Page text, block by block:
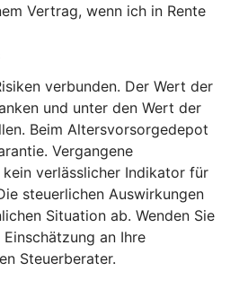
Vertrag, wenn ich in Rente
verbunden. Der Wert der
und unter den Wert der
Beim Altersvorsorgedepot
Vergangene
verlässlicher Indikator für
steuerlichen Auswirkungen
Situation ab. Wenden Sie
an Ihre
Steuerberater.